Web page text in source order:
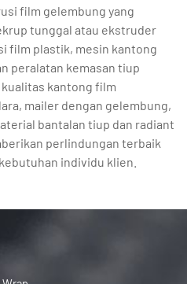
film gelembung yang
tunggal atau ekstruder
film plastik, mesin kantong
peralatan kemasan tiup
kantong film
mailer dengan gelembung,
bantalan tiup dan radiant
perlindungan terbaik
individu klien.